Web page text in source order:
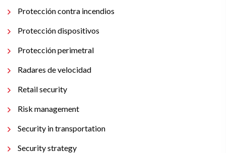
Protección contra incendios
Protección dispositivos
Protección perimetral
Radares de velocidad
Retail security
Risk management
Security in transportation
Security strategy